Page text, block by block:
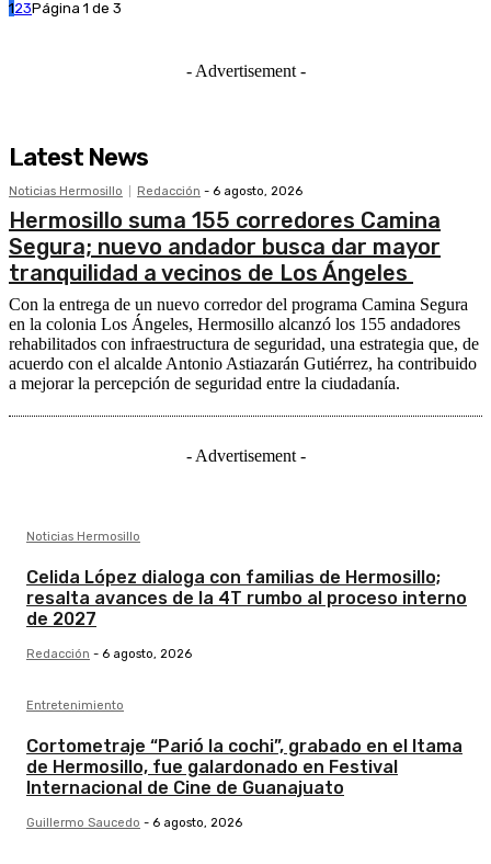
123Página 1 de 3
- Advertisement -
Latest News
Noticias Hermosillo Redacción - 6 agosto, 2026
Hermosillo suma 155 corredores Camina
Segura; nuevo andador busca dar mayor
tranquilidad a vecinos de Los Ángeles
Con la entrega de un nuevo corredor del programa Camina Segura
en la colonia Los Ángeles, Hermosillo alcanzó los 155 andadores
rehabilitados con infraestructura de seguridad, una estrategia que, de
acuerdo con el alcalde Antonio Astiazarán Gutiérrez, ha contribuido
a mejorar la percepción de seguridad entre la ciudadanía.
- Advertisement -
Noticias Hermosillo
Celida López dialoga con familias de Hermosillo;
resalta avances de la 4T rumbo al proceso interno
de 2027
Redacción - 6 agosto, 2026
Entretenimiento
Cortometraje “Parió la cochi”, grabado en el Itama
de Hermosillo, fue galardonado en Festival
Internacional de Cine de Guanajuato
Guillermo Saucedo - 6 agosto, 2026